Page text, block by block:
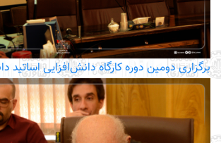
برگزاری دومین دوره کارگاه دانش‌افزایی